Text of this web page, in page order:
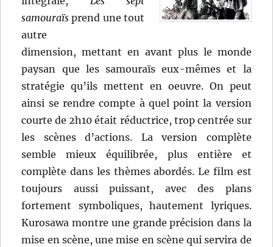
samouraïs prend une tout
autre
dimension, mettant en avant plus le monde
paysan que les samouraïs eux-mêmes et la
stratégie qu’ils mettent en oeuvre. On peut
ainsi se rendre compte à quel point la version
courte de 2h10 était réductrice, trop centrée sur
les scènes d’actions. La version complète
semble mieux équilibrée, plus entière et
complète dans les thèmes abordés. Le film est
toujours aussi puissant, avec des plans
fortement symboliques, hautement lyriques.
Kurosawa montre une grande précision dans la
mise en scène, une mise en scène qui servira de